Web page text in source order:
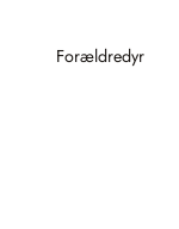
Forældredyr